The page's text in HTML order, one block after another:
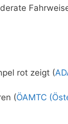
rot zeigt (
(ÖAMTC